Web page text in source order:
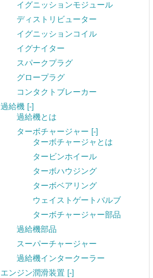
イグニッションモジュール
ディストリビューター
イグニッションコイル
イグナイター
スパークプラグ
グロープラグ
コンタクトブレーカー
過給機 [-]
過給機とは
ターボチャージャー [-]
ターボチャージャとは
タービンホイール
ターボハウジング
ターボベアリング
ウェイストゲートバルブ
ターボチャージャー部品
過給機部品
スーパーチャージャー
過給機インタークーラー
エンジン潤滑装置 [-]